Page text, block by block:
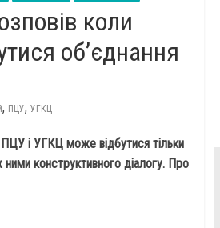
коли
об’єднання
, ПЦУ, УГКЦ
і УГКЦ може відбутися тільки
конструктивного діалогу. Про